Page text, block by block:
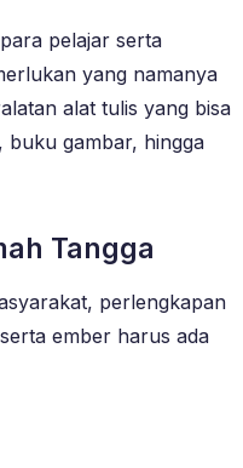
pelajar serta
yang namanya
alat tulis yang bisa
buku gambar, hingga
Tangga
perlengkapan
ember harus ada